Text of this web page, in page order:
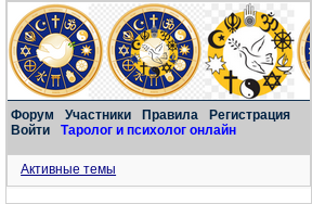
Форум Участники Правила
Регистрация
Войти
Таролог и психолог онлайн
Активные темы